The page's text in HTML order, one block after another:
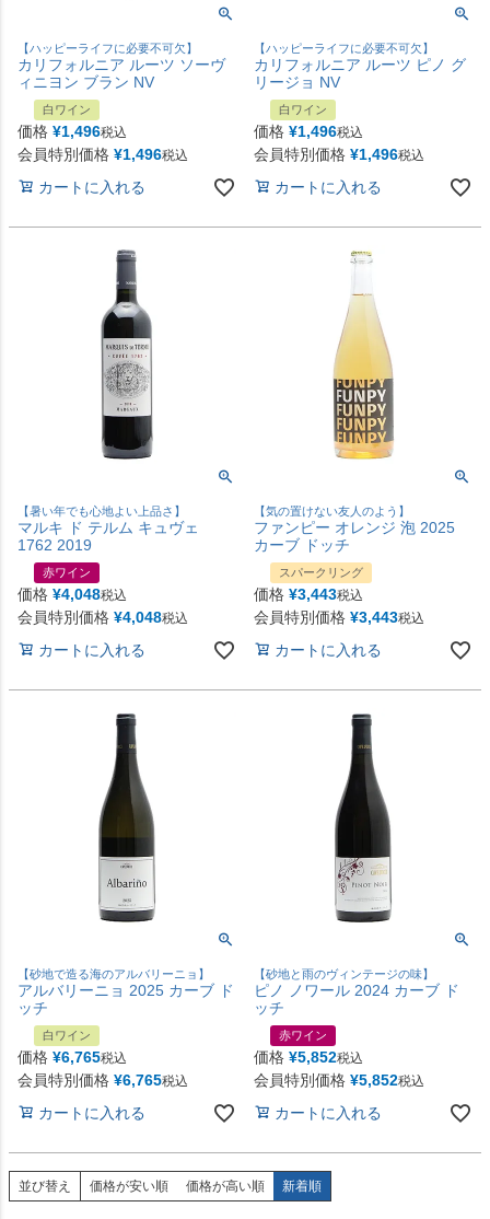
【ハッピーライフに必要不可欠】
カリフォルニア ルーツ ソーヴ
ィニヨン ブラン NV
白ワイン
価格 ¥1,496税込
会員特別価格 ¥1,496税込
カートに入れる
【ハッピーライフに必要不可欠】
カリフォルニア ルーツ ピノ グ
リージョ NV
白ワイン
価格 ¥1,496税込
会員特別価格 ¥1,496税込
カートに入れる
【暑い年でも心地よい上品さ】
マルキ ド テルム キュヴェ
1762 2019
赤ワイン
価格 ¥4,048税込
会員特別価格 ¥4,048税込
カートに入れる
【気の置けない友人のよう】
ファンピー オレンジ 泡 2025
カーブ ドッチ
スパークリング
価格 ¥3,443税込
会員特別価格 ¥3,443税込
カートに入れる
【砂地で造る海のアルバリーニョ】
アルバリーニョ 2025 カーブ ド
ッチ
白ワイン
価格 ¥6,765税込
会員特別価格 ¥6,765税込
カートに入れる
【砂地と雨のヴィンテージの味】
ピノ ノワール 2024 カーブ ド
ッチ
赤ワイン
価格 ¥5,852税込
会員特別価格 ¥5,852税込
カートに入れる
並び替え 価格が安い順 価格が高い順 新着順